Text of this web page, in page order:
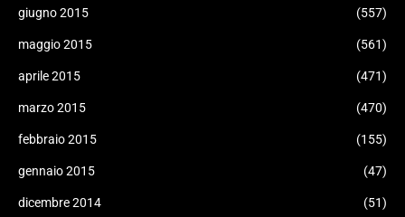
giugno 2015 (557)
maggio 2015 (561)
aprile 2015 (471)
marzo 2015 (470)
febbraio 2015 (155)
gennaio 2015 (47)
dicembre 2014 (51)